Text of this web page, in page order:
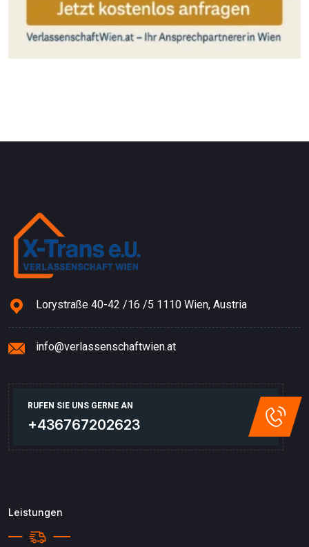
Lorystraße 40-42 /16 /5 1110 Wien, Austria
info@verlassenschaftwien.at
RUFEN SIE UNS GERNE AN
+436767202623
Leistungen